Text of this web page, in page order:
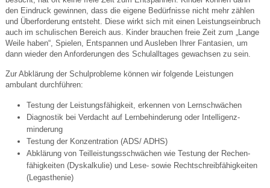
den Eindruck gewinnen, dass die eigene Bedürfnisse nicht mehr zählen
und Überforderung entsteht. Diese wirkt sich mit einen Leistungseinbruch
auch im schulischen Bereich aus. Kinder brauchen freie Zeit zum „Lange
Weile haben“, Spielen, Entspannen und Ausleben Ihrer Fantasien, um
dann wieder den Anforderungen des Schulalltages gewachsen zu sein.
Zur Abklärung der Schulprobleme können wir folgende Leistungen
ambulant durchführen:
Testung der Leistungsfähigkeit, erkennen von Lernschwächen
Diagnostik bei Verdacht auf Lernbehinderung oder Intel­ligenz­
minderung
Testung der Konzentration (ADS/ ADHS)
Abklärung von Teilleistungsschwächen wie Testung der Rechen­
fähig­keiten (Dyskalkulie) und Lese- sowie Recht­schreib­fähig­keiten
(Legasthenie)